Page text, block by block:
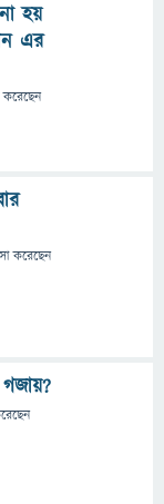
হয়
এর
করেছেন
করেছেন